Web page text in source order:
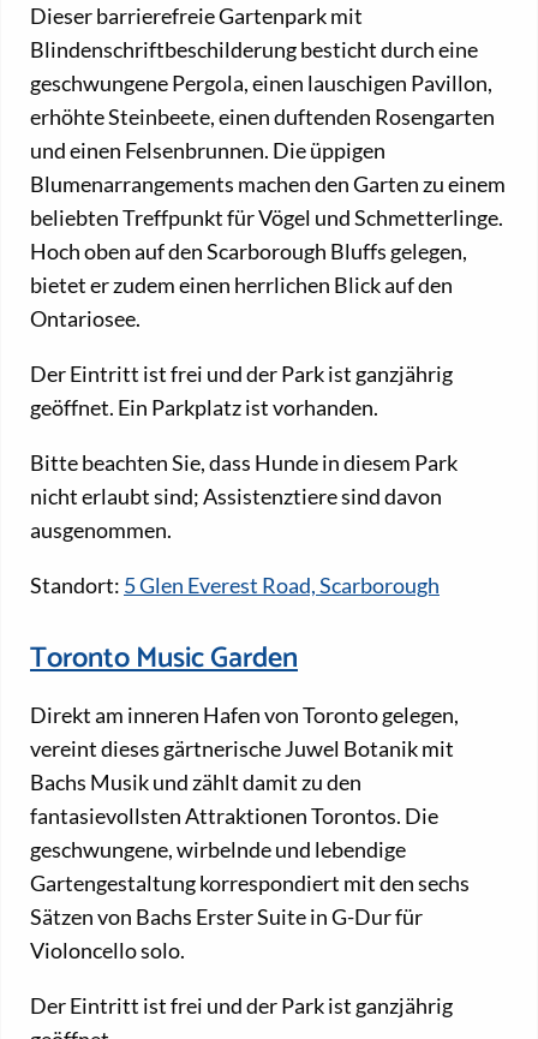
Dieser barrierefreie Gartenpark mit
Blindenschriftbeschilderung besticht durch eine
geschwungene Pergola, einen lauschigen Pavillon,
erhöhte Steinbeete, einen duftenden Rosengarten
und einen Felsenbrunnen. Die üppigen
Blumenarrangements machen den Garten zu einem
beliebten Treffpunkt für Vögel und Schmetterlinge.
Hoch oben auf den Scarborough Bluffs gelegen,
bietet er zudem einen herrlichen Blick auf den
Ontariosee.
Der Eintritt ist frei und der Park ist ganzjährig
geöffnet. Ein Parkplatz ist vorhanden.
Bitte beachten Sie, dass Hunde in diesem Park
nicht erlaubt sind; Assistenztiere sind davon
ausgenommen.
Standort: 5 Glen Everest Road, Scarborough
Toronto Music Garden
Direkt am inneren Hafen von Toronto gelegen,
vereint dieses gärtnerische Juwel Botanik mit
Bachs Musik und zählt damit zu den
fantasievollsten Attraktionen Torontos. Die
geschwungene, wirbelnde und lebendige
Gartengestaltung korrespondiert mit den sechs
Sätzen von Bachs Erster Suite in G-Dur für
Violoncello solo.
Der Eintritt ist frei und der Park ist ganzjährig